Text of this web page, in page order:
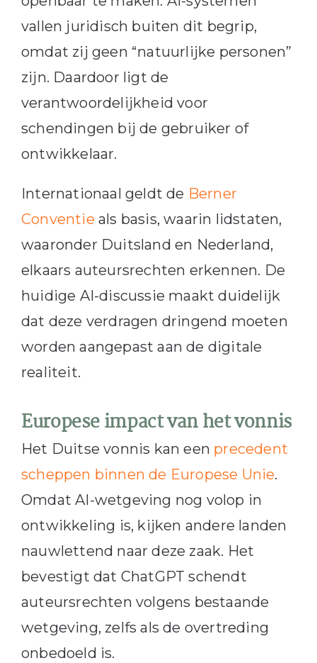
vallen juridisch buiten dit begrip,
omdat zij geen “natuurlijke personen”
zijn. Daardoor ligt de
verantwoordelijkheid voor
schendingen bij de gebruiker of
ontwikkelaar.
Internationaal geldt de Berner
Conventie als basis, waarin lidstaten,
waaronder Duitsland en Nederland,
elkaars auteursrechten erkennen. De
huidige AI-discussie maakt duidelijk
dat deze verdragen dringend moeten
worden aangepast aan de digitale
realiteit.
Europese impact van het vonnis
Het Duitse vonnis kan een precedent
scheppen binnen de Europese Unie.
Omdat AI-wetgeving nog volop in
ontwikkeling is, kijken andere landen
nauwlettend naar deze zaak. Het
bevestigt dat ChatGPT schendt
auteursrechten volgens bestaande
wetgeving, zelfs als de overtreding
onbedoeld is.